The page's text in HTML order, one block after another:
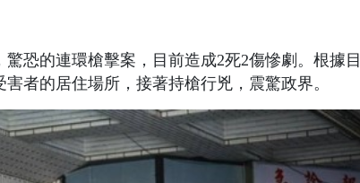
恐的連環槍擊案，目前造成2死2傷慘劇。根據
者的居住場所，接著持槍行兇，震驚政界。